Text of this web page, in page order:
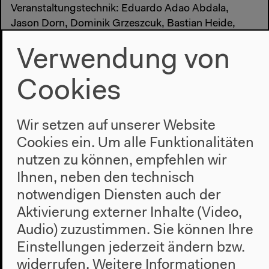
Veranstaltungstechnik: Eduardo Adao Abdala,
Jason Dorn, Dominik Grzeszcuk, Bastian Heide,
Leonardo Rende, Nicholas Tanton, Patrik Vogt
Ton und Video: Jozefina Chetko, Andreas Durchgraf,
Simon Franzkowiak, Matthias Hartenberger,
Anastasios Papiomytoglou, Felix Podzwadowski
Kommunikation und Kulturelle Bildung
Leitung: Daniel Neugebauer
Redaktion: Amaya Gallegos, Sabine Willig, Anna
Etteldorf, Moritz Müller
Leitung Digitale Redaktion: Karen Khurana
Digitale Redaktion: Jan Köhler, Kristin Drechsler,
Elinor Lazar, Shohreh Shakoory, Hannah Beeck,
Moritz Hoffmann, Anna Leonie Hofmann
Verwendung von
Cookies
Wir setzen auf unserer Website
Cookies ein. Um alle Funktionalitäten
nutzen zu können, empfehlen wir
Ihnen, neben den technisch
notwendigen Diensten auch der
Aktivierung externer Inhalte (Video,
Audio) zuzustimmen. Sie können Ihre
Einstellungen jederzeit ändern bzw.
widerrufen. Weitere Informationen